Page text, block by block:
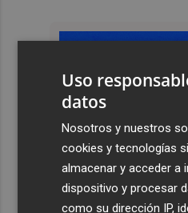
Uso
datos
Nosotros y nuestros
cookies y tecnologías
almacenar y acceder a
dispositivo y procesar
como su dirección IP,